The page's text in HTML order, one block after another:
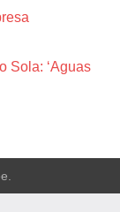
Sola: ‘Aguas